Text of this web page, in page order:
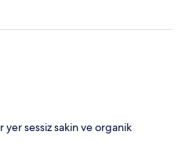
sessiz sakin ve organik